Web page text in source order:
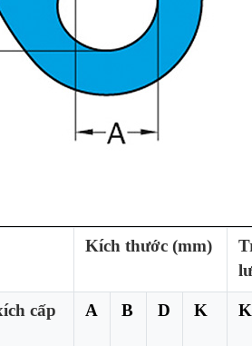
Kích thước (mm)
cấp
A B D K